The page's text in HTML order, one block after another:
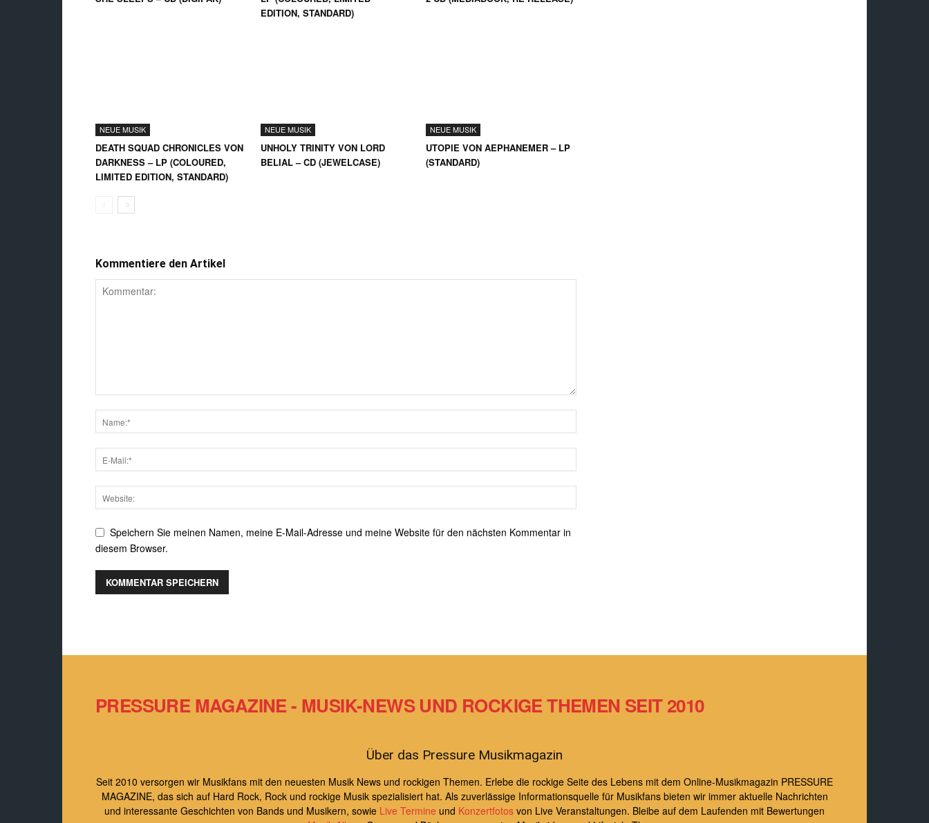
NEUE MUSIK NEUE MUSIK
DARKNESS – LP (COLOURED,
LIMITED EDITION, STANDARD)
Speichern Sie meinen Namen, meine E-Mail-Adresse und meine Website für den nächsten Kommentar in
diesem Browser.
PRESSURE MAGAZINE - MUSIK-NEWS UND ROCKIGE THEMEN SEIT 2010
Über das Pressure Musikmagazin